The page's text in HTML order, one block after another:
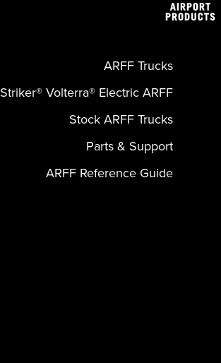
ARFF Trucks
Striker® Volterra® Electric ARFF
Stock ARFF Trucks
Parts & Support
ARFF Reference Guide